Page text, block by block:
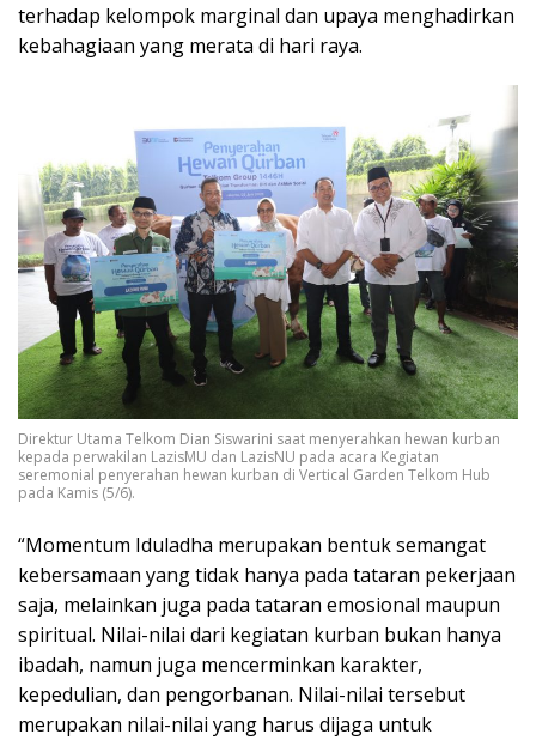
terhadap kelompok marginal dan upaya menghadirkan
kebahagiaan yang merata di hari raya.
Direktur Utama Telkom Dian Siswarini saat menyerahkan hewan kurban
kepada perwakilan LazisMU dan LazisNU pada acara Kegiatan
seremonial penyerahan hewan kurban di Vertical Garden Telkom Hub
pada Kamis (5/6).
“Momentum Iduladha merupakan bentuk semangat
kebersamaan yang tidak hanya pada tataran pekerjaan
saja, melainkan juga pada tataran emosional maupun
spiritual. Nilai-nilai dari kegiatan kurban bukan hanya
ibadah, namun juga mencerminkan karakter,
kepedulian, dan pengorbanan. Nilai-nilai tersebut
merupakan nilai-nilai yang harus dijaga untuk